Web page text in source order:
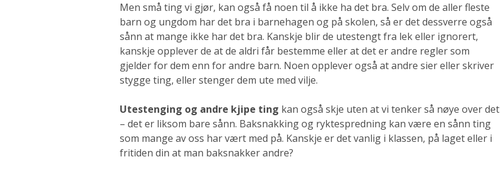
Men små ting vi gjør, kan også få noen til å ikke ha det bra. Selv om de aller fleste
barn og ungdom har det bra i barnehagen og på skolen, så er det dessverre også
sånn at mange ikke har det bra. Kanskje blir de utestengt fra lek eller ignorert,
kanskje opplever de at de aldri får bestemme eller at det er andre regler som
gjelder for dem enn for andre barn. Noen opplever også at andre sier eller skriver
stygge ting, eller stenger dem ute med vilje.
Utestenging og andre kjipe ting kan også skje uten at vi tenker så nøye over det
– det er liksom bare sånn. Baksnakking og ryktespredning kan være en sånn ting
som mange av oss har vært med på. Kanskje er det vanlig i klassen, på laget eller i
fritiden din at man baksnakker andre?